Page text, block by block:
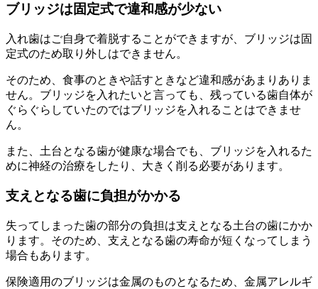
ブリッジは固定式で違和感が少ない
入れ歯はご自身で着脱することができますが、ブリッジは固
定式のため取り外しはできません。
そのため、食事のときや話すときなど違和感があまりありま
せん。ブリッジを入れたいと言っても、残っている歯自体が
ぐらぐらしていたのではブリッジを入れることはできませ
ん。
また、土台となる歯が健康な場合でも、ブリッジを入れるた
めに神経の治療をしたり、大きく削る必要があります。
支えとなる歯に負担がかかる
失ってしまった歯の部分の負担は支えとなる土台の歯にかか
ります。そのため、支えとなる歯の寿命が短くなってしまう
場合もあります。
保険適用のブリッジは金属のものとなるため、金属アレルギ